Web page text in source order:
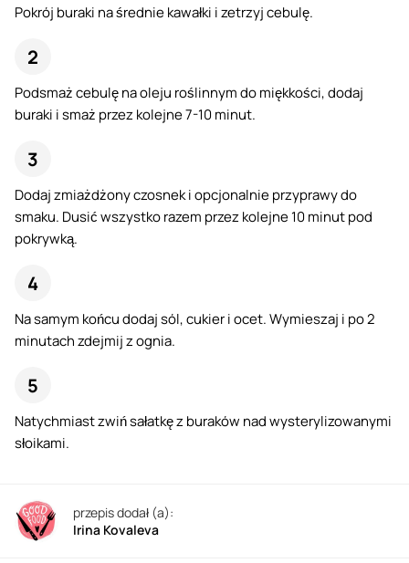
Pokrój buraki na średnie kawałki i zetrzyj cebulę.
Podsmaż cebulę na oleju roślinnym do miękkości, dodaj
buraki i smaż przez kolejne 7-10 minut.
Dodaj zmiażdżony czosnek i opcjonalnie przyprawy do
smaku. Dusić wszystko razem przez kolejne 10 minut pod
pokrywką.
Na samym końcu dodaj sól, cukier i ocet. Wymieszaj i po 2
minutach zdejmij z ognia.
Natychmiast zwiń sałatkę z buraków nad wysterylizowanymi
słoikami.
przepis dodał (a):
Irina Kovaleva